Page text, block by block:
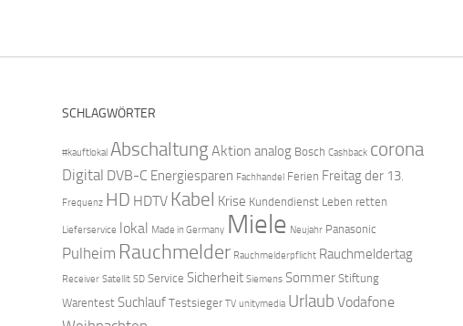
SCHLAGWÖRTER
#kauftlokal Abschaltung Aktion analog Bosch Cashback corona
Digital DVB-C Energiesparen Fachhandel Ferien Freitag der 13.
Frequenz HD HDTV Kabel Krise Kundendienst Leben retten
Lieferservice lokal Made in Germany Miele Neujahr Panasonic
Pulheim Rauchmelder Rauchmelderpflicht Rauchmeldertag
Receiver Satellit SD Service Sicherheit Siemens Sommer Stiftung
Warentest Suchlauf Testsieger TV unitymedia Urlaub Vodafone